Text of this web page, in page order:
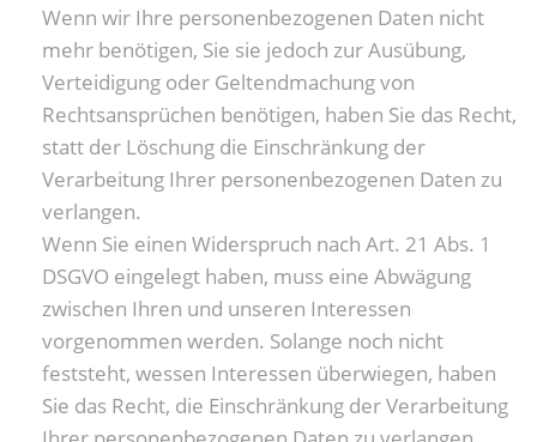
Wenn wir Ihre personenbezogenen Daten nicht
mehr benötigen, Sie sie jedoch zur Ausübung,
Verteidigung oder Geltendmachung von
Rechtsansprüchen benötigen, haben Sie das Recht,
statt der Löschung die Einschränkung der
Verarbeitung Ihrer personenbezogenen Daten zu
verlangen.
Wenn Sie einen Widerspruch nach Art. 21 Abs. 1
DSGVO eingelegt haben, muss eine Abwägung
zwischen Ihren und unseren Interessen
vorgenommen werden. Solange noch nicht
feststeht, wessen Interessen überwiegen, haben
Sie das Recht, die Einschränkung der Verarbeitung